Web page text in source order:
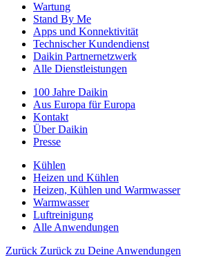
Wartung
Stand By Me
Apps und Konnektivität
Technischer Kundendienst
Daikin Partnernetzwerk
Alle Dienstleistungen
100 Jahre Daikin
Aus Europa für Europa
Kontakt
Über Daikin
Presse
Kühlen
Heizen und Kühlen
Heizen, Kühlen und Warmwasser
Warmwasser
Luftreinigung
Alle Anwendungen
Zurück Zurück zu Deine Anwendungen